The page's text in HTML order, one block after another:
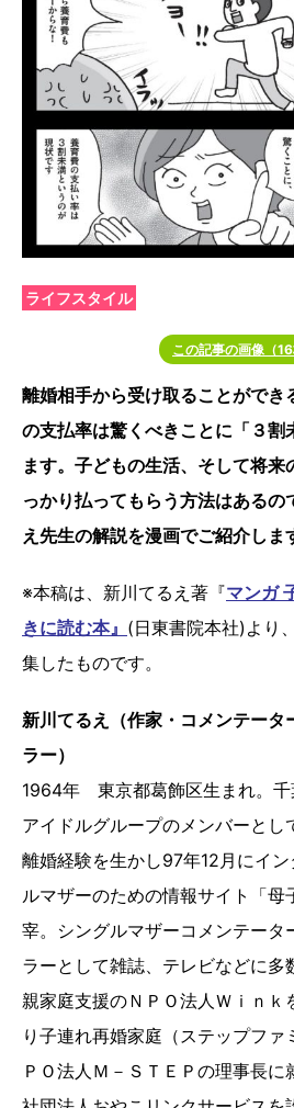
ライフスタイル
この記事の画像（16
離婚相手から受け取ることができ
の支払率は驚くべきことに「３割
ます。子どもの生活、そして将来
っかり払ってもらう方法はあるの
え先生の解説を漫画でご紹介しま
※本稿は、新川てるえ著『マンガ
きに読む本』 (日東書院本社)より
集したものです。
新川てるえ（作家・コメンテータ
ラー）
1964年 東京都葛飾区生まれ。千
アイドルグループのメンバーとし
離婚経験を生かし97年12月にイ
ルマザーのための情報サイト「母
宰。シングルマザーコメンテータ
ラーとして雑誌、テレビなどに多
親家庭支援のＮＰＯ法人Ｗｉｎｋ
り子連れ再婚家庭（ステップファ
ＰＯ法人Ｍ－ＳＴＥＰの理事長